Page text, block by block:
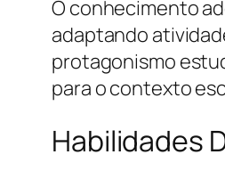
O conhecimento
adaptando
protagonismo
para o contexto
Habilidades